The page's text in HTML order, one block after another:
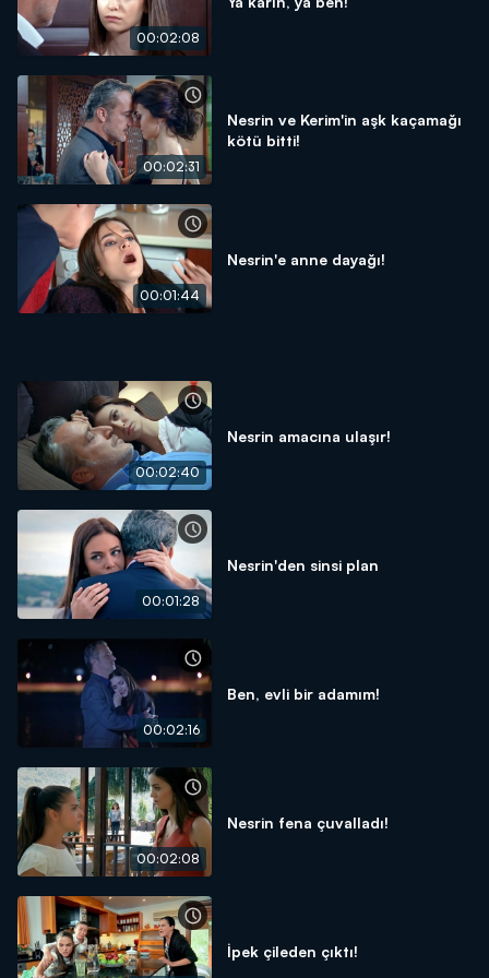
00:02:08
00:02:31
Nesrin ve Kerim'in aşk kaçamağı
kötü bitti!
00:01:44
Nesrin'e anne dayağı!
00:02:40
Nesrin amacına ulaşır!
00:01:28
Nesrin'den sinsi plan
00:02:16
Ben, evli bir adamım!
00:02:08
Nesrin fena çuvalladı!
İpek çileden çıktı!